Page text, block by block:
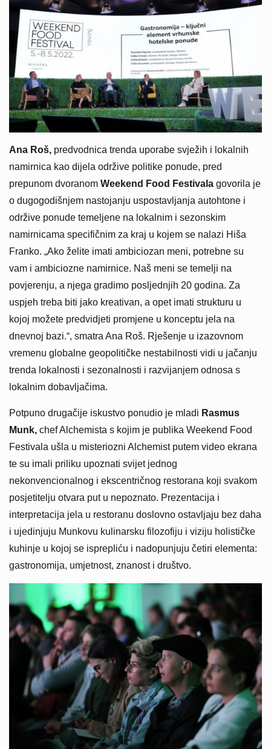
Ana Roš, predvodnica trenda uporabe svježih i lokalnih
namirnica kao dijela održive politike ponude, pred
prepunom dvoranom Weekend Food Festivala govorila je
o dugogodišnjem nastojanju uspostavljanja autohtone i
održive ponude temeljene na lokalnim i sezonskim
namirnicama specifičnim za kraj u kojem se nalazi Hiša
Franko. „Ako želite imati ambiciozan meni, potrebne su
vam i ambiciozne namirnice. Naš meni se temelji na
povjerenju, a njega gradimo posljednjih 20 godina. Za
uspjeh treba biti jako kreativan, a opet imati strukturu u
kojoj možete predvidjeti promjene u konceptu jela na
dnevnoj bazi.“, smatra Ana Roš. Rješenje u izazovnom
vremenu globalne geopolitičke nestabilnosti vidi u jačanju
trenda lokalnosti i sezonalnosti i razvijanjem odnosa s
lokalnim dobavljačima.
Potpuno drugačije iskustvo ponudio je mladi Rasmus
Munk, chef Alchemista s kojim je publika Weekend Food
Festivala ušla u misteriozni Alchemist putem video ekrana
te su imali priliku upoznati svijet jednog
nekonvencionalnog i ekscentričnog restorana koji svakom
posjetitelju otvara put u nepoznato. Prezentacija i
interpretacija jela u restoranu doslovno ostavljaju bez daha
i ujedinjuju Munkovu kulinarsku filozofiju i viziju holističke
kuhinje u kojoj se isprepliću i nadopunjuju četiri elementa:
gastronomija, umjetnost, znanost i društvo.